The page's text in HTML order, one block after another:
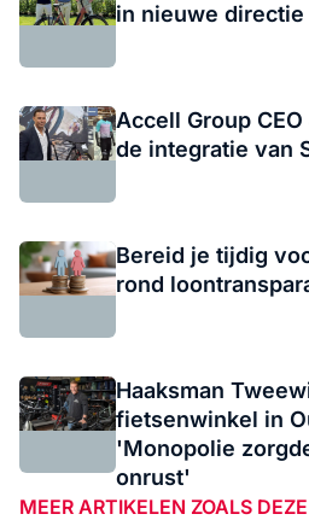
in nieuwe directie
Accell Group
de integratie van
Bereid je tijdig
rond
Haaksman
fietsenwinkel in
'Monopolie
onrust'
MEER ARTIKELEN ZOALS DEZE